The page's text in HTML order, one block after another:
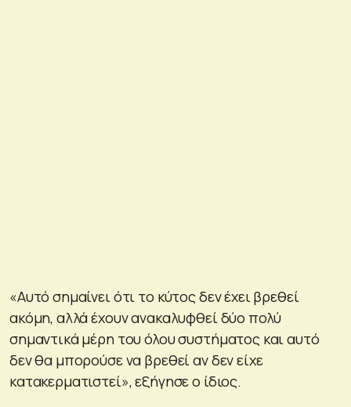
«Αυτό σημαίνει ότι το κύτος δεν έχει βρεθεί
ακόμη, αλλά έχουν ανακαλυφθεί δύο πολύ
σημαντικά μέρη του όλου συστήματος και αυτό
δεν θα μπορούσε να βρεθεί αν δεν είχε
κατακερματιστεί», εξήγησε ο ίδιος.